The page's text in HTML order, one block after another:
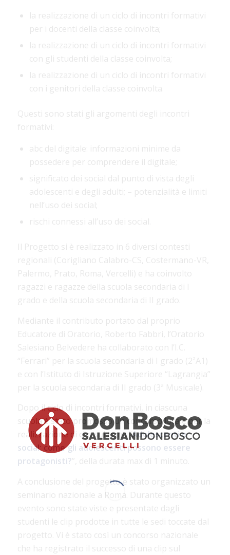
la realizzazione di un ciclo di incontri formativi
per i docenti della classe coinvolta;
la realizzazione di un ciclo di incontri formativi
con gli studenti della classe coinvolta;
la realizzazione di un ciclo di incontri formativi
con i genitori della classe coinvolta.
Questi sono stati gli argomenti degli incontri
formativi:
abc del digitale: informazioni minime da
possedere per comprendere il digitale;
significato dei social dal punto di vista degli
adolescenti e degli adulti; – potenzialità e limiti
nell’uso dei social;
rischi connessi all’uso dei social.
Il Progetto si è realizzato in 6 diversi contesti
regionali (Corigliano Calabro-CS, Costermano-VR,
Palermo, Prato, Roma, Vercelli) e ha coinvolto
ragazzi e ragazze della scuola secondaria di I
grado e della scuola secondaria di II grado.
Mediante il contributo portato dal proprio
Educatore di Oratorio, Roberto Fabbri, l’Oratorio
Salesiano Belvedere ha collaborato con l’I.C.
“Ferrari” per la scuola secondaria di I grado (2ªA1)
e con l’Istituto di Istruzione Superiore “Lagrangia”
per la scuola secondaria di II grado (3ª Musicale).
Dopo il ciclo di incontri formativi, in ciascuna
scuola è stato promosso un concorso locale per la
realizzazione di clip sul tema “Adolescenti e
social: come gli adolescenti possono essere
protagonisti?”, della durata max di 1 minuto.
A conclusione del progetto è stato organizzato un
seminario nazionale a Roma. Durante questo
evento sono state viste e presentate dagli
studenti le clip prodotte in tutte le sedi toccate dal
progetto. Vi è stato così un concorso nazionale
che ha registrato il successo di una clip sul